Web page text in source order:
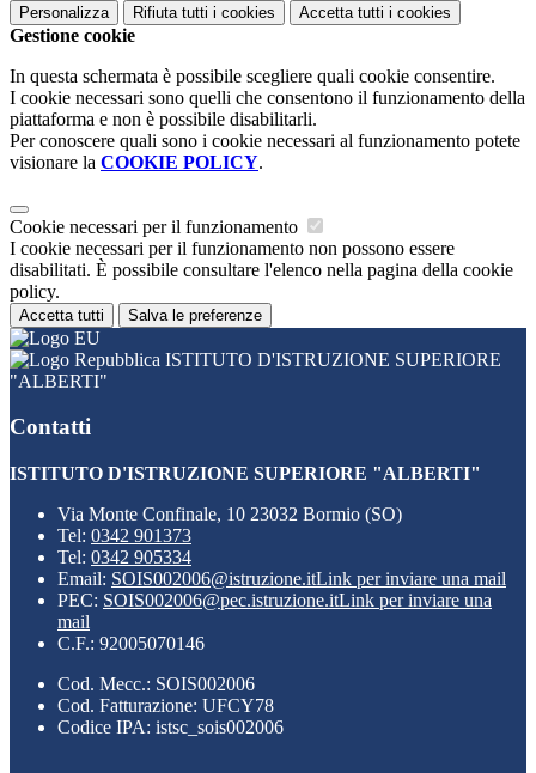
Personalizza Rifiuta tutti i cookies Accetta tutti i cookies
Gestione cookie
In questa schermata è possibile scegliere quali cookie consentire.
I cookie necessari sono quelli che consentono il funzionamento della
piattaforma e non è possibile disabilitarli.
Per conoscere quali sono i cookie necessari al funzionamento potete
visionare la COOKIE POLICY.
Cookie necessari per il funzionamento
I cookie necessari per il funzionamento non possono essere
disabilitati. È possibile consultare l'elenco nella pagina della cookie
policy.
Accetta tutti Salva le preferenze
ISTITUTO D'ISTRUZIONE SUPERIORE
"ALBERTI"
Contatti
ISTITUTO D'ISTRUZIONE SUPERIORE "ALBERTI"
Via Monte Confinale, 10 23032 Bormio (SO)
Tel: 0342 901373
Tel: 0342 905334
Email: SOIS002006@istruzione.itLink per inviare una mail
PEC: SOIS002006@pec.istruzione.itLink per inviare una
mail
C.F.: 92005070146
Cod. Mecc.: SOIS002006
Cod. Fatturazione: UFCY78
Codice IPA: istsc_sois002006